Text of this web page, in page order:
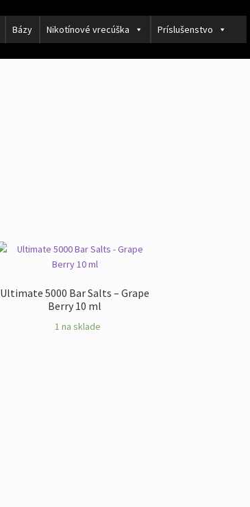
Bázy Nikotínové vrecúška Príslušenstvo
Ultimate 5000 Bar Salts – Grape
Berry 10 ml
1 na sklade